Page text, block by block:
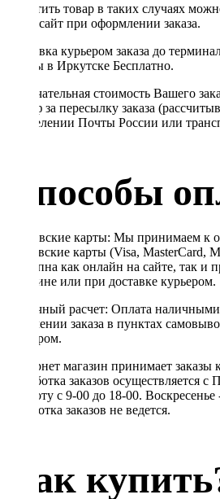
Оплатить товар в таких случаях
через сайт при оформлении заказа.
Доставка курьером заказа до
Почты в Иркутске Бесплатно.
Окончательная стоимость Вашего
Тариф за пересылку заказа
в отделении Почты России или
Способы
Банковские карты: Мы принимаем к
банковские карты (Visa, MasterCard,
доступна как онлайн на сайте, так и
магазине или при доставке курьером.
Наличный расчет: Оплата
получении заказа в пунктах
курьером.
Интернет магазин принимает заказы
Обработка заказов осуществляется
Субботу с 9-00 до 18-00.
обработка заказов не ведется.
Как